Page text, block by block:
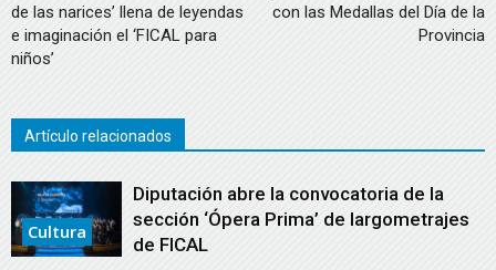
de las narices’ llena de leyendas
e imaginación el ‘FICAL para
niños’
con las Medallas del Día de la
Provincia
Artículo relacionados
Cultura
Diputación abre la convocatoria de la
sección ‘Ópera Prima’ de largometrajes
de FICAL